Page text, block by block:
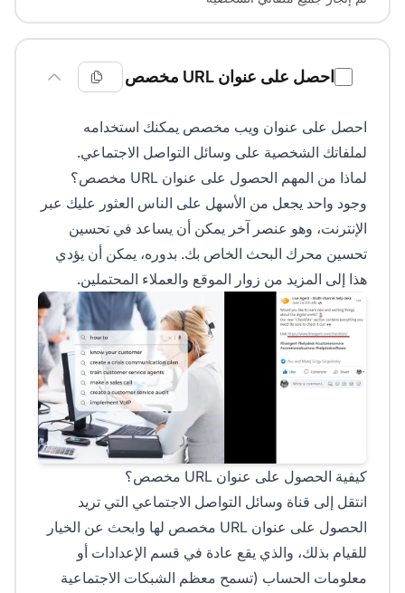
احصل على عنوان URL مخصص
احصل على عنوان ويب مخصص يمكنك استخدامه
لملفاتك الشخصية على وسائل التواصل الاجتماعي.
لماذا من المهم الحصول على عنوان URL مخصص؟
وجود واحد يجعل من الأسهل على الناس العثور عليك عبر
الإنترنت، وهو عنصر آخر يمكن أن يساعد في تحسين
تحسين محرك البحث الخاص بك. بدوره، يمكن أن يؤدي
هذا إلى المزيد من زوار الموقع والعملاء المحتملين.
كيفية الحصول على عنوان URL مخصص؟
انتقل إلى قناة وسائل التواصل الاجتماعي التي تريد
الحصول على عنوان URL مخصص لها وابحث عن الخيار
للقيام بذلك، والذي يقع عادة في قسم الإعدادات أو
معلومات الحساب (تسمح معظم الشبكات الاجتماعية